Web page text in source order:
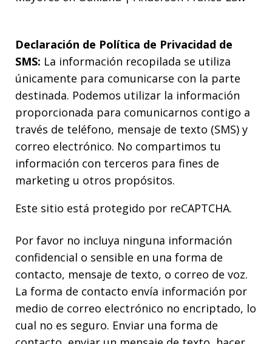
Declaración de Política de Privacidad de
SMS: La información recopilada se utiliza
únicamente para comunicarse con la parte
destinada. Podemos utilizar la información
proporcionada para comunicarnos contigo a
través de teléfono, mensaje de texto (SMS) y
correo electrónico. No compartimos tu
información con terceros para fines de
marketing u otros propósitos.
Este sitio está protegido por reCAPTCHA.
Por favor no incluya ninguna información
confidencial o sensible en una forma de
contacto, mensaje de texto, o correo de voz.
La forma de contacto envía información por
medio de correo electrónico no encriptado, lo
cual no es seguro. Enviar una forma de